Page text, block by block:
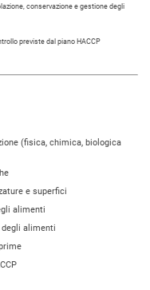
conservazione e gestione degli
previste dal piano HACCP
(fisica, chimica, biologica
e superfici
alimenti
degli alimenti